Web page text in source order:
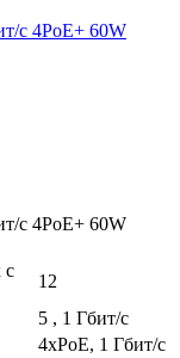
с 4PoE+ 60W
с 4PoE+ 60W
с
12
5 , 1 Гбит/с
4xPoE, 1 Гбит/с